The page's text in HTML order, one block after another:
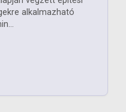
alkalmazható